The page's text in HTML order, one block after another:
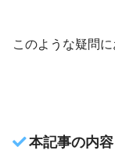
このような疑問に
本記事の内容